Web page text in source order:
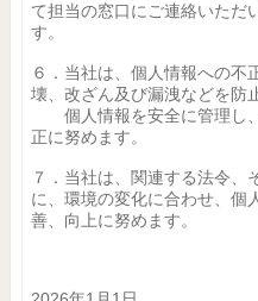
て担当の窓口にご連絡いただ
す。
６．当社は、個人情報への不
壊、改ざん及び漏洩などを防
個人情報を安全に管理し
正に努めます。
７．当社は、関連する法令、
に、環境の変化に合わせ、個
善、向上に努めます。